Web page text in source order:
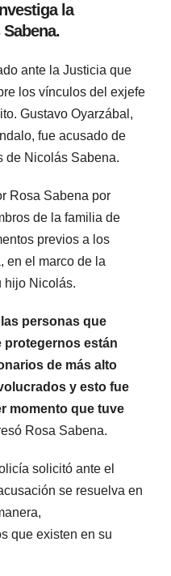
la
ante la Justicia que
los vínculos del exjefe
Gustavo Oyarzábal,
fue acusado de
de Nicolás Sabena.
Rosa Sabena por
de la familia de
previos a los
en el marco de la
hijo Nicolás.
personas que
protegernos están
de más alto
y esto fue
momento que tuve
Rosa Sabena.
solicitó ante el
se resuelva en
que existen en su